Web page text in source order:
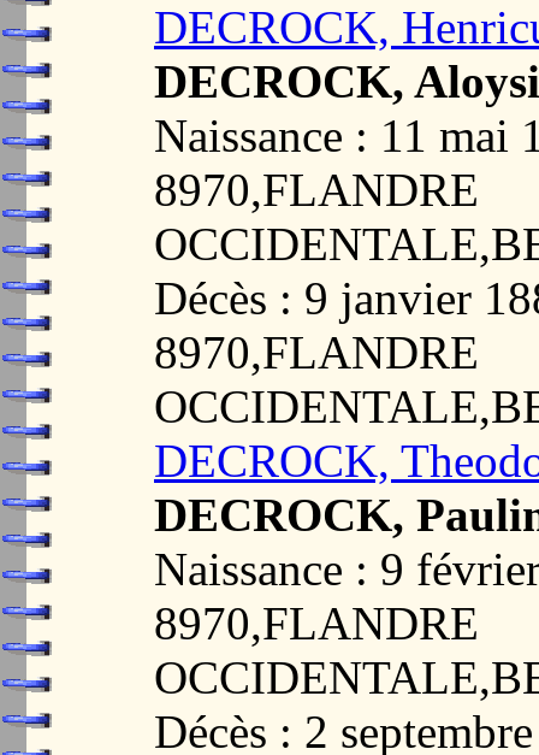
DECROCK,
DECROCK,
Naissance : 11 mai
8970,FLANDRE
Décès : 9 janvier
8970,FLANDRE
DECROCK,
DECROCK,
Naissance : 9
8970,FLANDRE
Décès : 2